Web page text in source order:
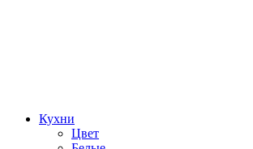
Кухни
Цвет